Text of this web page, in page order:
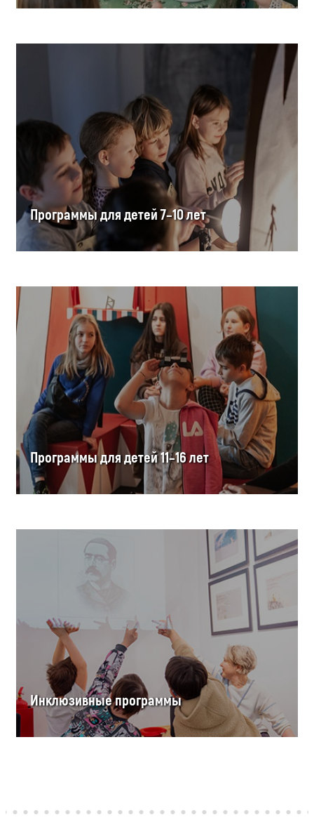
Программы для детей 7–10 лет
Программы для детей 11–16 лет
Инклюзивные программы